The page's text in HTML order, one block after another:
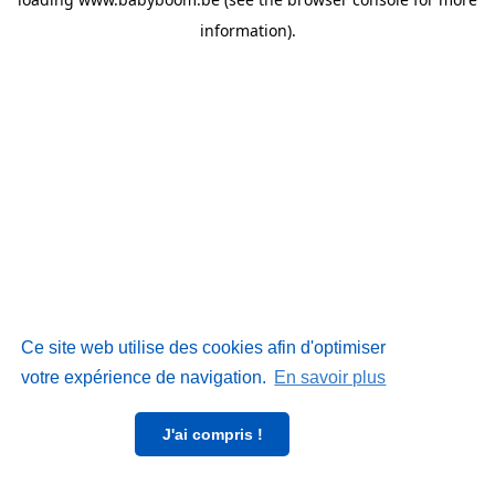
Ce site web utilise des cookies afin d'optimiser
votre expérience de navigation. En savoir plus
J'ai compris !
information).